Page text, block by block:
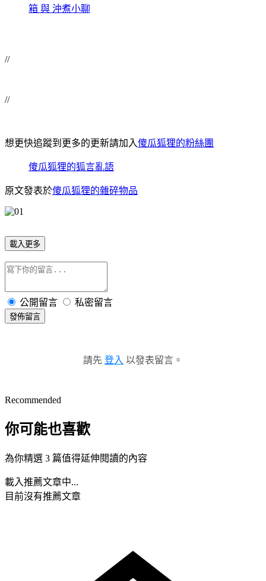
箱 與 沖煮小聊
//
//
想更快追蹤到更多的更新請加入傻瓜狐狸的粉絲團
傻瓜狐狸的狐言亂語
原文發表於傻瓜狐狸的雜碎物品
載入更多
公開留言 私密留言
發佈留言
請先 登入 以發表留言。
Recommended
你可能也喜歡
為你精選 3 篇值得延伸閱讀的內容
載入推薦文章中...
目前沒有推薦文章